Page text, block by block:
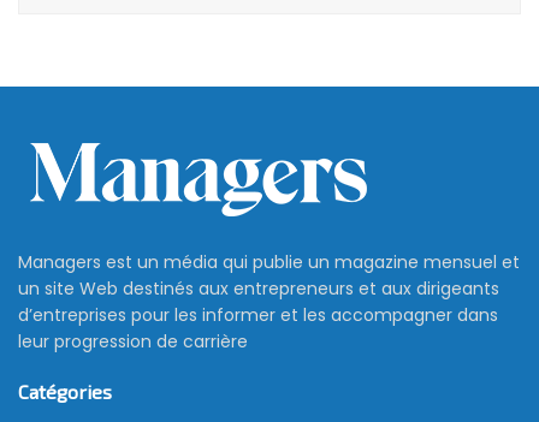
Managers est un média qui publie un magazine mensuel et
un site Web destinés aux entrepreneurs et aux dirigeants
d’entreprises pour les informer et les accompagner dans
leur progression de carrière
Catégories